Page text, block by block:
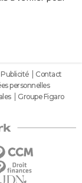
Publicité
Contact
personnelles
Groupe Figaro